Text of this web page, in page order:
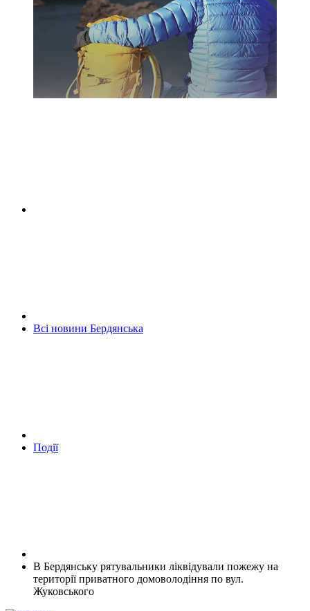
Всі новини Бердянська
Події
В Бердянську рятувальники ліквідували пожежу на
території приватного домоволодіння по вул.
Жуковського